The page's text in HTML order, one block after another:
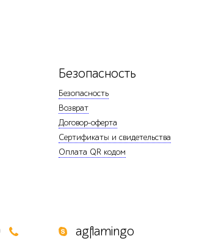
Безопасность
Безопасность
Возврат
Договор-оферта
Сертификаты и свидетельства
Оплата QR кодом
agflamingo